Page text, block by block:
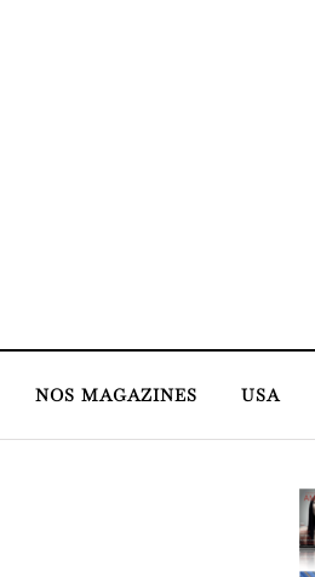
NOS MAGAZINES USA